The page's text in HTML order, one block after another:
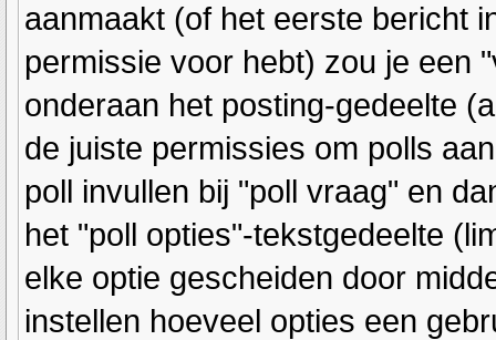
aanmaakt (of het eerste bericht
permissie voor hebt) zou je een
onderaan het posting-gedeelte
de juiste permissies om polls
poll invullen bij "poll vraag" en
het "poll opties"-tekstgedeelte
elke optie gescheiden door
instellen hoeveel opties een